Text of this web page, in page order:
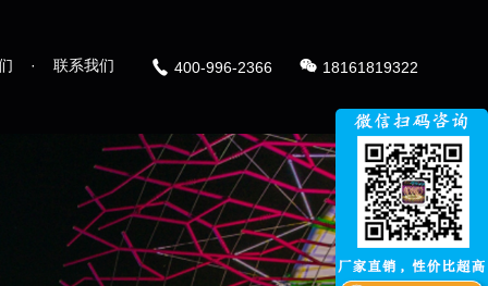
· 联系我们 400-996-2366 18161819322